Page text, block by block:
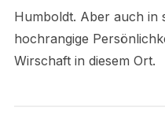
Humboldt. Aber auch in
hochrangige
Wirschaft in diesem Ort.